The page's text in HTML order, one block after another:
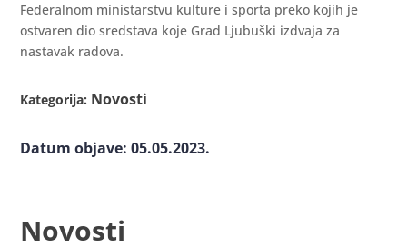
Federalnom ministarstvu kulture i sporta preko kojih je
ostvaren dio sredstava koje Grad Ljubuški izdvaja za
nastavak radova.
Kategorija: Novosti
Datum objave: 05.05.2023.
Novosti